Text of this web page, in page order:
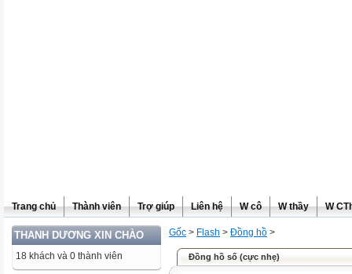
Trang chủ Thành viên Trợ giúp Liên hệ W cô W thầy W
THANH DƯƠNG XIN CHÀO
18 khách và 0 thành viên
Gốc > Flash > Đồng hồ >
Đồng hồ số (cực nhẹ)